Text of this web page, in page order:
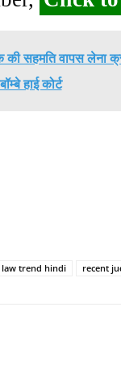
की सहमति वापस लेना
हाई कोर्ट
law trend hindi recent